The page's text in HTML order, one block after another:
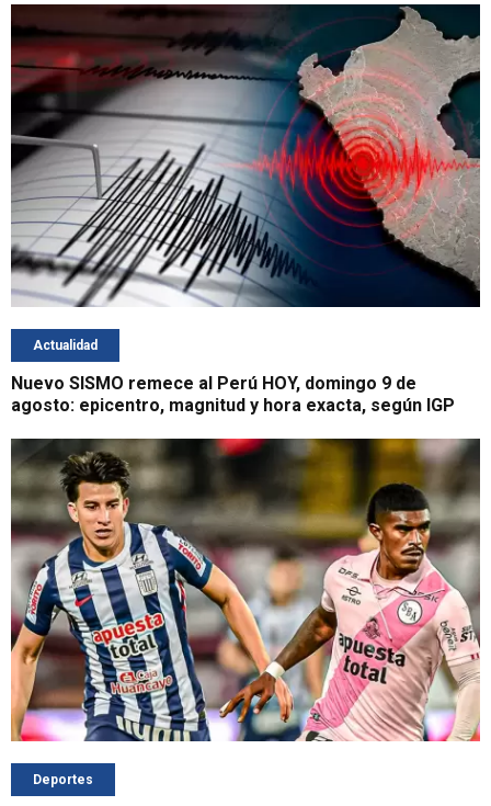
Actualidad
Nuevo SISMO remece al Perú HOY, domingo 9 de
agosto: epicentro, magnitud y hora exacta, según IGP
Deportes